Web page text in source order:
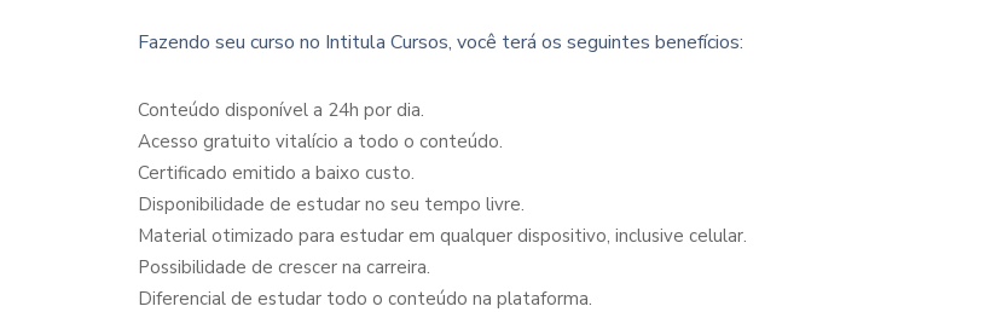
Fazendo seu curso no Intitula Cursos, você terá os seguintes benefícios:
Conteúdo disponível a 24h por dia.
Acesso gratuito vitalício a todo o conteúdo.
Certificado emitido a baixo custo.
Disponibilidade de estudar no seu tempo livre.
Material otimizado para estudar em qualquer dispositivo, inclusive celular.
Possibilidade de crescer na carreira.
Diferencial de estudar todo o conteúdo na plataforma.